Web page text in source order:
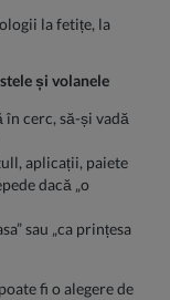
la fetițe, la
și volanele
în cerc, să-și vadă
aplicații, paiete
dacă „o
sau „ca prințesa
fi o alegere de